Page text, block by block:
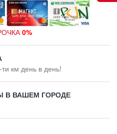
км день в день!
0%
В ВАШЕМ ГОРОДЕ